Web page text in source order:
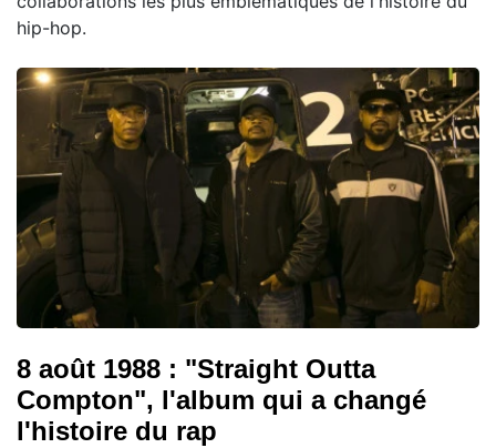
hip-hop.
8 août 1988 : "Straight Outta
Compton", l'album qui a changé
l'histoire du rap